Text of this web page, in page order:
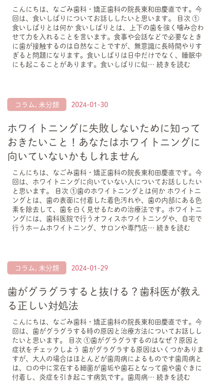
こんにちは、なごみ歯科・矯正歯科の院長東和田慶直です。今
回は、食いしばりについてお話ししたいと思います。 目次 ①
食いしばりとは何か 食いしばりとは、上下の歯を強く噛み合わ
せて力を入れることを言います。食事や会話などで必要なとき
に歯が接触するのは自然なことですが、無意識に長時間やりす
ぎると問題になります。食いしばりは日中だけでなく、睡眠中
にも起こることがあります。食いしばりに似… 続きを読む
コラム, 未分類 2024-01-30
ホワイトニングに失敗しないために知って
おきたいこと！あなたはホワイトニングに
向いていないかもしれません
こんにちは、なごみ歯科・矯正歯科の院長東和田慶直です。今
回は、ホワイトニングに向いていない人についてお話ししたい
と思います。 目次 ①歯のホワイトニングとは何か ホワイトニ
ングとは、歯の表面に付着した着色汚れや、歯の内部にある色
素を除去して、歯を白く見せるための治療法です。ホワイトニ
ングには、歯科医院で行うオフィスホワイトニングや、自宅で
行うホームホワイトニング、サロンや専門店… 続きを読む
コラム, 未分類 2024-01-29
歯がグラグラすると抜ける？歯科医が教え
る正しい対処法
こんにちは、なごみ歯科・矯正歯科の院長東和田慶直です。今
回は、歯がグラグラする時の原因と治療方法についてお話しし
たいと思います。 目次 ①歯がグラグラするのはなぜ？原因と
症状をチェックしよう 歯がグラグラする原因はいくつかありま
すが、大人の場合はほとんどが歯周病によるものです歯周病と
は、口の中に常在する細菌が歯垢や歯石となって歯や歯ぐきに
付着し、炎症を引き起こす病気です。歯周病… 続きを読む